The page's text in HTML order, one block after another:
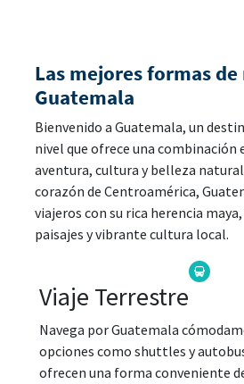
Las mejores formas
Guatemala
Bienvenido a Guatemala, un
nivel que ofrece una combinación
aventura, cultura y belleza
corazón de Centroamérica,
viajeros con su rica herencia
paisajes y vibrante cultura local.
Viaje Terrestre
Navega por Guatemala
opciones como shuttles y
ofrecen una forma conveniente